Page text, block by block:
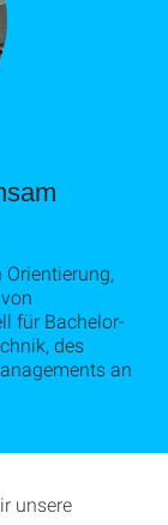
für Bachelor-
des
an
unsere